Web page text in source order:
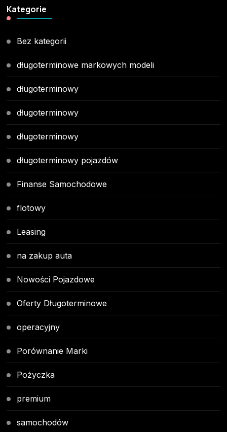
Kategorie
Bez kategorii
długoterminowe markowych modeli
długoterminowy
długoterminowy
długoterminowy
długoterminowy pojazdów
Finanse Samochodowe
flotowy
Leasing
na zakup auta
Nowości Pojazdowe
Oferty Długoterminowe
operacyjny
Porównanie Marki
Pożyczka
premium
samochodów